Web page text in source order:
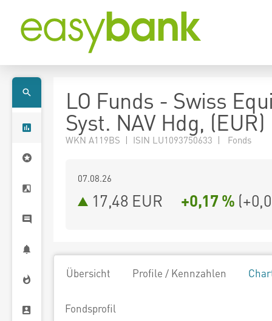
LO Funds - Swiss
Syst. NAV Hdg, (EUR)
WKN A119BS | ISIN LU1093750633 | Fonds
07.08.26
17,48 EUR +0,17 % (
Übersicht Profile / Kennzahlen
Fondsprofil